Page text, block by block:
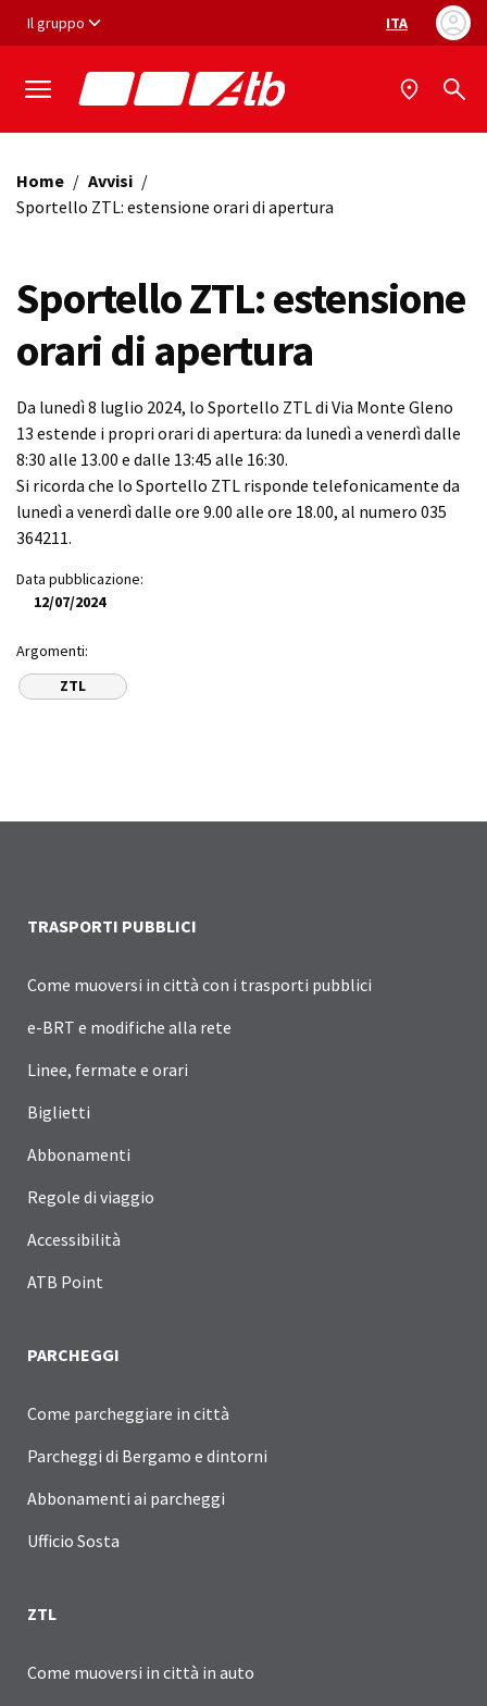
Vai ai contenuti
Vai al footer
Il gruppo Selezione
ITA
Home / Avvisi /
Sportello ZTL: estensione orari di apertura
Sportello ZTL: estensione
orari di apertura
Da lunedì 8 luglio 2024, lo Sportello ZTL di Via Monte Gleno
13 estende i propri orari di apertura: da lunedì a venerdì dalle
8:30 alle 13.00 e dalle 13:45 alle 16:30.
Si ricorda che lo Sportello ZTL risponde telefonicamente da
lunedì a venerdì dalle ore 9.00 alle ore 18.00, al numero 035
364211.
Data pubblicazione:
12/07/2024
Argomenti:
ZTL
TRASPORTI PUBBLICI
Come muoversi in città con i trasporti pubblici
e-BRT e modifiche alla rete
Linee, fermate e orari
Biglietti
Abbonamenti
Regole di viaggio
Accessibilità
ATB Point
PARCHEGGI
Come parcheggiare in città
Parcheggi di Bergamo e dintorni
Abbonamenti ai parcheggi
Ufficio Sosta
ZTL
Come muoversi in città in auto